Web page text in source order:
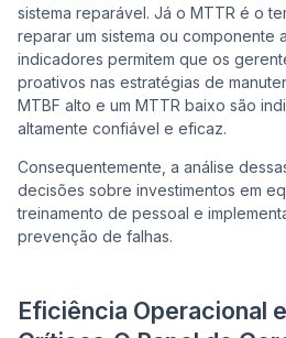
sistema reparável. Já o MTTR é o
reparar um sistema ou componente
indicadores permitem que os
proativos nas estratégias de
MTBF alto e um MTTR baixo são
altamente confiável e eficaz.
Consequentemente, a análise
decisões sobre investimentos em
treinamento de pessoal e
prevenção de falhas.
Eficiência Operacional